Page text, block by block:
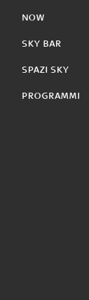
NOW
SKY BAR
SPAZI SKY
PROGRAMMI